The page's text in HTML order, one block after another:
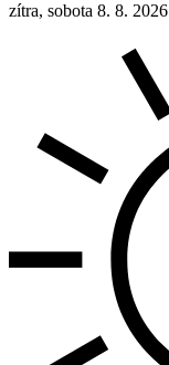
zítra, sobota 8. 8. 2026